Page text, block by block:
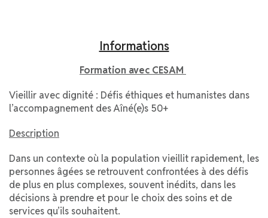
Informations
Formation avec CESAM
Vieillir avec dignité : Défis éthiques et humanistes dans
l’accompagnement des Aîné(e)s 50+
Description
Dans un contexte où la population vieillit rapidement, les
personnes âgées se retrouvent confrontées à des défis
de plus en plus complexes, souvent inédits, dans les
décisions à prendre et pour le choix des soins et de
services qu’ils souhaitent.